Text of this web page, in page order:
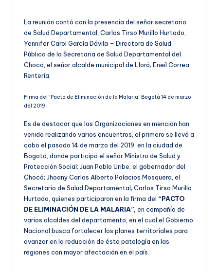
La reunión contó con la presencia del señor secretario
de Salud Departamental; Carlos Tirso Murillo Hurtado,
Yennifer Carol García Dávila – Directora de Salud
Pública de la Secretaria de Salud Departamental del
Chocó, el señor alcalde municipal de Lloró; Eneíl Correa
Rentería.
Firma del “Pacto de Eliminación de la Malaria” Bogotá 14 de marzo
del 2019.
Es de destacar que las Organizaciones en mención han
venido realizando varios encuentros, el primero se llevó a
cabo el pasado 14 de marzo del 2019, en la ciudad de
Bogotá, donde participó el señor Ministro de Salud y
Protección Social; Juan Pablo Uribe, el gobernador del
Chocó; Jhoany Carlos Alberto Palacios Mosquera, el
Secretario de Salud Departamental; Carlos Tirso Murillo
Hurtado, quienes participaron en la firma del “PACTO
DE ELIMINACIÓN DE LA MALARIA”, en compañía de
varios alcaldes del departamento, en el cual el Gobierno
Nacional busca fortalecer los planes territoriales para
avanzar en la reducción de ésta patología en las
regiones con mayor afectación en el país.